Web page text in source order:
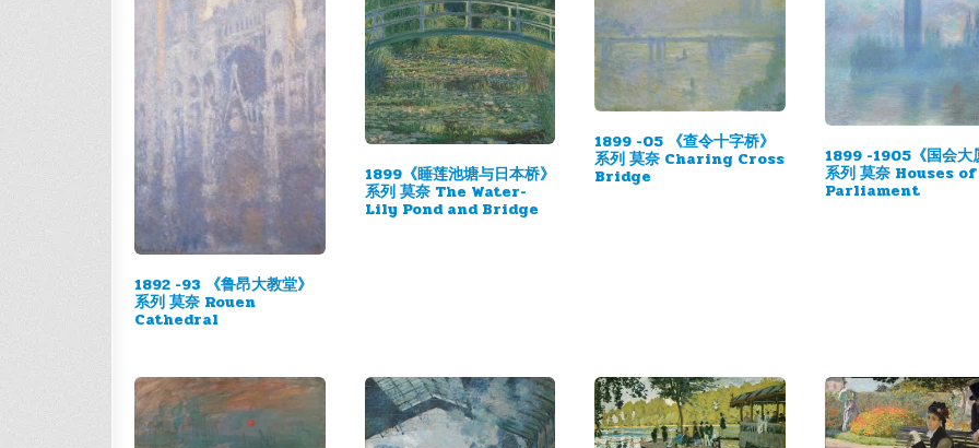
1892 -93 《鲁昂大教堂》
系列 莫奈 Rouen
Cathedral
1899《睡莲池塘与日本桥》
系列 莫奈 The Water-
Lily Pond and Bridge
1899 -05 《查令十字桥》
系列 莫奈 Charing Cross
Bridge
1899 -1905《国会大
系列 莫奈 Houses of
Parliament